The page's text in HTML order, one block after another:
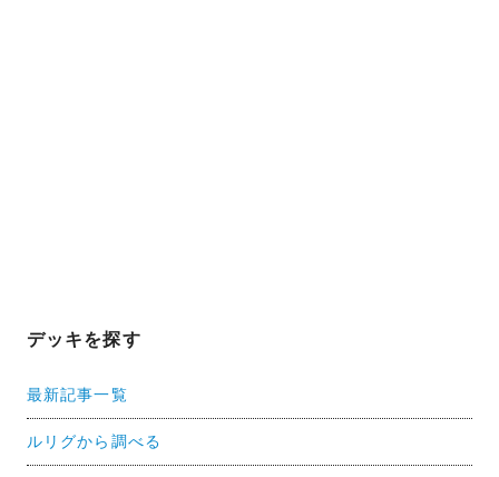
デッキを探す
最新記事一覧
ルリグから調べる